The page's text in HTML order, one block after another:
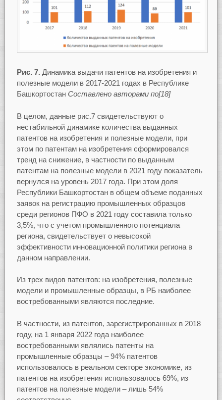
Рис. 7.Динамика выдачи патентов на изобретения и
полезные модели в 2017-2021 годах в Республике
Башкортостан Составлено авторами по[18]
В целом, данные рис.7 свидетельствуют о
нестабильной динамике количества выданных
патентов на изобретения и полезные модели, при
этом по патентам на изобретения сформировался
тренд на снижение, в частности по выданным
патентам на полезные модели в 2021 году показатель
вернулся на уровень 2017 года. При этом доля
Республики Башкортостан в общем объеме поданных
заявок на регистрацию промышленных образцов
среди регионов ПФО в 2021 году составила только
3,5%, что с учетом промышленного потенциала
региона, свидетельствует о невысокой
эффективности инновационной политики региона в
данном направлении.
Из трех видов патентов: на изобретения, полезные
модели и промышленные образцы, в РБ наиболее
востребованными являются последние.
В частности, из патентов, зарегистрированных в 2018
году, на 1 января 2022 года наиболее
востребованными являлись патенты на
промышленные образцы – 94% патентов
использовалось в реальном секторе экономике, из
патентов на изобретения использовалось 69%, из
патентов на полезные модели – лишь 54%